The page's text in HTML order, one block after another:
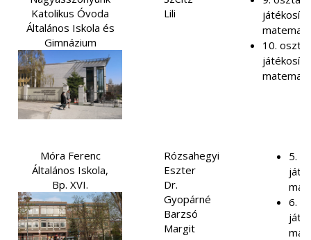
Katolikus Óvoda
Általános Iskola és
Gimnázium
Lili
10.
Móra Ferenc
Általános Iskola,
Bp. XVI.
Rózsahegyi
Eszter
Dr.
Gyopárné
Barzsó
Margit
5.
6.